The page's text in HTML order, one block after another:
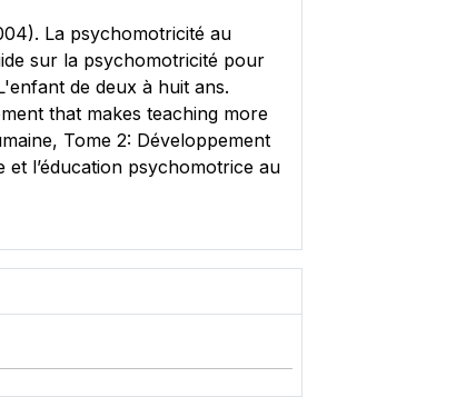
La psychomotricité au
sur la psychomotricité pour
de deux à huit ans.
that makes teaching more
Tome 2: Développement
et l’éducation psychomotrice au